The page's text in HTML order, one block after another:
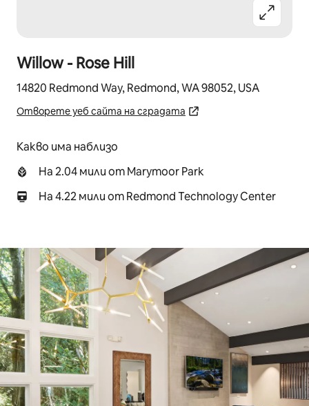
Willow - Rose Hill
14820 Redmond Way, Redmond, WA 98052, USA
Отворете уеб сайта на сградата
Какво има наблизо
На 2.04 мили от Marymoor Park
На 4.22 мили от Redmond Technology Center